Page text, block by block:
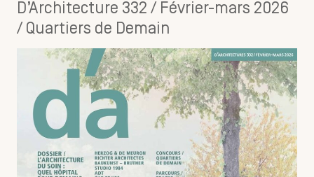
D’Architecture 332 / Février-mars 2026
/ Quartiers de Demain